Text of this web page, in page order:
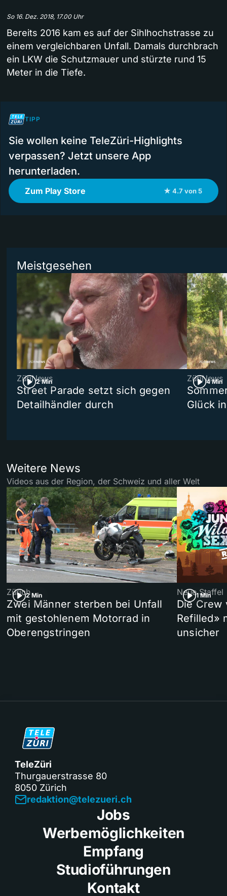
So 16. Dez. 2018, 17.00 Uhr
Bereits 2016 kam es auf der Sihlhochstrasse zu
einem vergleichbaren Unfall. Damals durchbrach
ein LKW die Schutzmauer und stürzte rund 15
Meter in die Tiefe.
TIPP
Sie wollen keine TeleZüri-Highlights
verpassen? Jetzt unsere App
herunterladen.
Zum Play Store ★ 4.7 von 5
Meistgesehen
2 Min
ZüriNews
Street Parade setzt sich gegen
Detailhändler durch
4 Min
ZüriNews
Glück
Weitere News
Videos aus der Region, der Schweiz und aller Welt
2 Min
Zürich
Zwei Männer sterben bei Unfall
mit gestohlenem Motorrad in
Oberengstringen
1 Min
Neue Staffel
Die Crew
Refilled»
unsicher
TeleZüri
Thurgauerstrasse 80
8050 Zürich
redaktion@telezueri.ch
Jobs
Werbemöglichkeiten
Empfang
Studioführungen
Kontakt